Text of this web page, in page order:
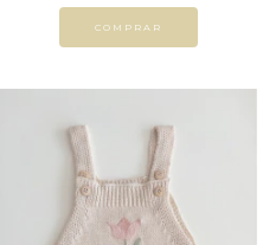
COMPRAR